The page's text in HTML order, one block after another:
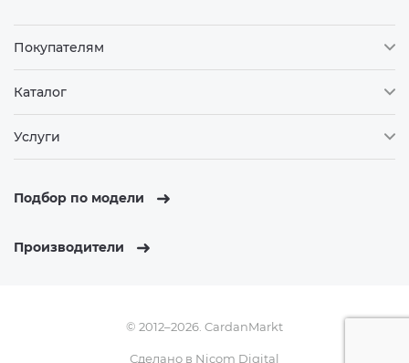
Покупателям
Каталог
Услуги
Подбор по модели
Производители
© 2012–2026. CardanMarkt
Сделано в Nicom Digital